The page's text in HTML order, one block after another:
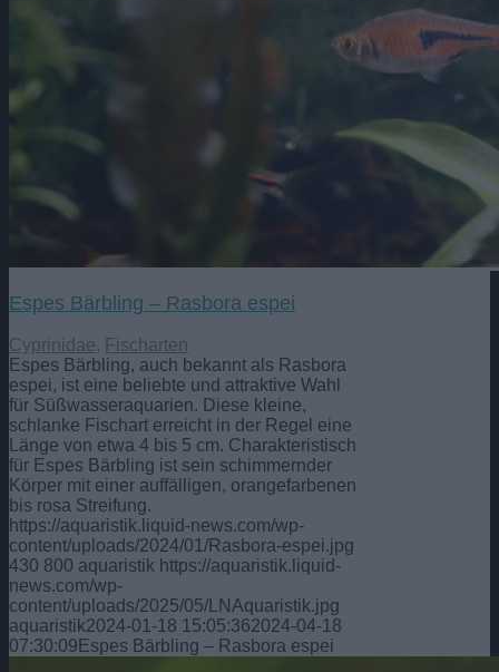
Espes Bärbling – Rasbora espei
Cyprinidae, Fischarten
Espes Bärbling, auch bekannt als Rasbora
espei, ist eine beliebte und attraktive Wahl
für Süßwasseraquarien. Diese kleine,
schlanke Fischart erreicht in der Regel eine
Länge von etwa 4 bis 5 cm. Charakteristisch
für Espes Bärbling ist sein schimmernder
Körper mit einer auffälligen, orangefarbenen
bis rosa Streifung.
https://aquaristik.liquid-news.com/wp-
content/uploads/2024/01/Rasbora-espei.jpg
430 800 aquaristik https://aquaristik.liquid-
news.com/wp-
content/uploads/2025/05/LNAquaristik.jpg
aquaristik2024-01-18 15:05:362024-04-18
07:30:09 Espes Bärbling – Rasbora espei